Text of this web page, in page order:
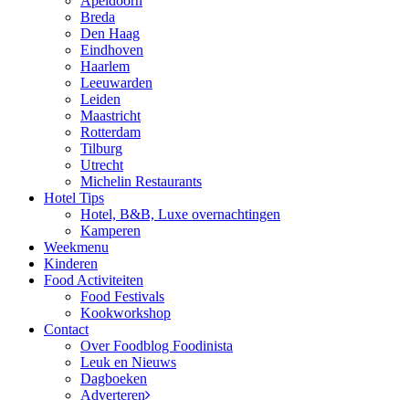
Breda
Den Haag
Eindhoven
Haarlem
Leeuwarden
Leiden
Maastricht
Rotterdam
Tilburg
Utrecht
Michelin Restaurants
Hotel Tips
Hotel, B&B, Luxe overnachtingen
Kamperen
Weekmenu
Kinderen
Food Activiteiten
Food Festivals
Kookworkshop
Contact
Over Foodblog Foodinista
Leuk en Nieuws
Dagboeken
Adverteren